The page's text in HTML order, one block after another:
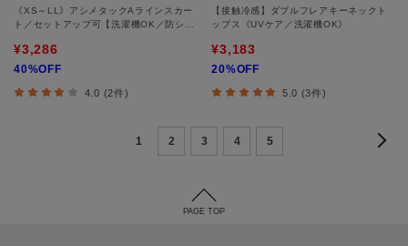
《XS～LL》アシメタックAラインスカー
ト／セットアップ可【洗濯機OK／防シ
¥3,286
40%OFF
4.0 (2件)
【接触冷感】ダブルフレアキーネックト
ップス《UVケア／洗濯機OK》
¥3,183
20%OFF
5.0 (3件)
1 2 3 4 5
PAGE TOP